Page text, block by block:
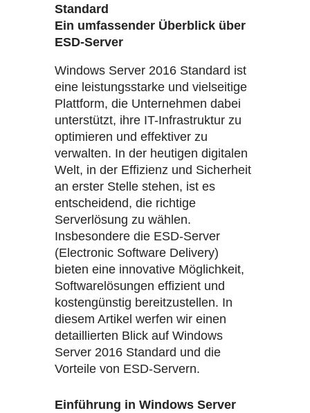
Standard
Ein umfassender Überblick über
ESD-Server
Windows Server 2016 Standard ist
eine leistungsstarke und vielseitige
Plattform, die Unternehmen dabei
unterstützt, ihre IT-Infrastruktur zu
optimieren und effektiver zu
verwalten. In der heutigen digitalen
Welt, in der Effizienz und Sicherheit
an erster Stelle stehen, ist es
entscheidend, die richtige
Serverlösung zu wählen.
Insbesondere die ESD-Server
(Electronic Software Delivery)
bieten eine innovative Möglichkeit,
Softwarelösungen effizient und
kostengünstig bereitzustellen. In
diesem Artikel werfen wir einen
detaillierten Blick auf Windows
Server 2016 Standard und die
Vorteile von ESD-Servern.
Einführung in Windows Server